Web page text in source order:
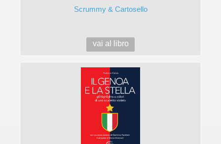
Scrummy & Cartosello
vai al libro